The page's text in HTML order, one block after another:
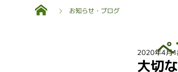
お知らせ・ブログ
大切
2020年4月
ペ